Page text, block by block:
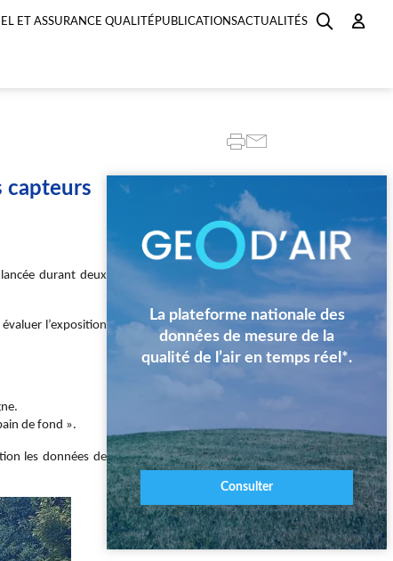
ET ASSURANCE QUALITÉ PUBLICATIONSACTUALITÉS
capteurs
durant deux
l’exposition
de fond ».
les données de
Image
La plateforme nationale des
données de mesure de la
qualité de l’air en temps réel*.
Consulter